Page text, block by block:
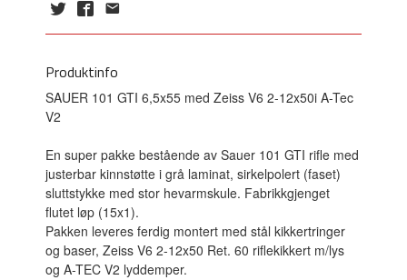
Produktinfo
SAUER 101 GTI 6,5x55 med Zeiss V6 2-12x50i A-Tec
V2
En super pakke bestående av Sauer 101 GTI rifle med
justerbar kinnstøtte i grå laminat, sirkelpolert (faset)
sluttstykke med stor hevarmskule. Fabrikkgjenget
flutet løp (15x1).
Pakken leveres ferdig montert med stål kikkertringer
og baser, Zeiss V6 2-12x50 Ret. 60 riflekikkert m/lys
og A-TEC V2 lyddemper.